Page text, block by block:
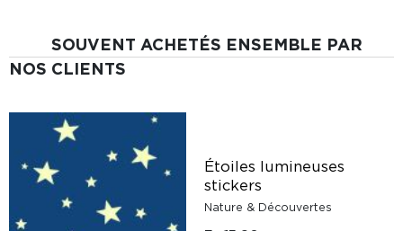
SOUVENT ACHETÉS ENSEMBLE PAR
NOS CLIENTS
Étoiles lumineuses
stickers
Nature & Découvertes